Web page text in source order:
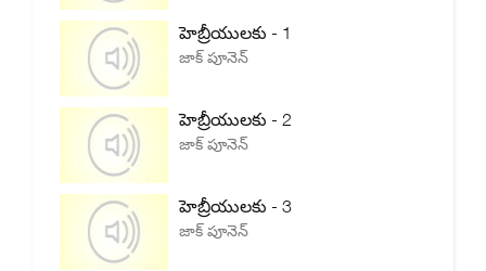
హెబ్రీయులకు - 1
జాక్ పూనెన్
హెబ్రీయులకు - 2
జాక్ పూనెన్
హెబ్రీయులకు - 3
జాక్ పూనెన్